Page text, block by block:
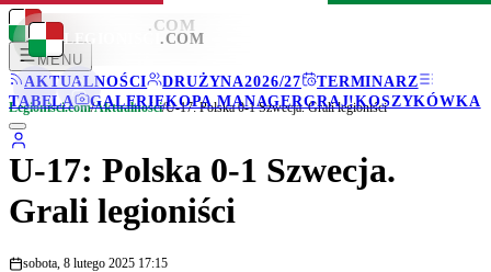
LEGIONISCI .COM
MENU
AKTUALNOŚCI
DRUŻYNA2026/27
TERMINARZ
TABELA
GALERIEKOPA MANAGERGRAJ!KOSZYKÓWKA
LEGIONISCI .COM
Legionisci.com/Aktualności/U-17: Polska 0-1 Szwecja. Grali legioniści
U-17: Polska 0-1 Szwecja.
Grali legioniści
sobota, 8 lutego 2025 17:15